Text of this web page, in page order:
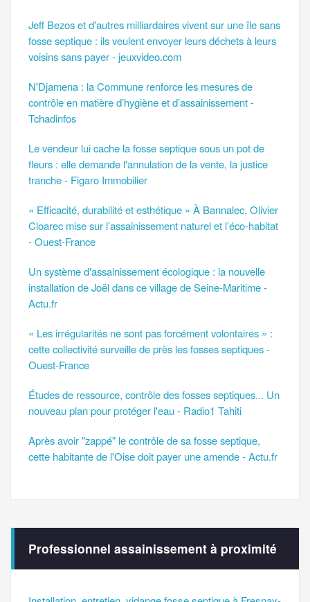
Jeff Bezos et d'autres milliardaires vivent sur une île sans
fosse septique : ils veulent envoyer leurs déchets à leurs
voisins sans payer - jeuxvideo.com
N'Djamena : la Commune renforce les mesures de
contrôle en matière d’hygiène et d’assainissement -
Tchadinfos
Le vendeur lui cache la fosse septique sous un pot de
fleurs : elle demande l'annulation de la vente, la justice
tranche - Figaro Immobilier
« Efficacité, durabilité et esthétique » À Bannalec, Olivier
Cloarec mise sur l’assainissement naturel et l’éco-habitat
- Ouest-France
Un système d'assainissement écologique : la nouvelle
installation de Joël dans ce village de Seine-Maritime -
Actu.fr
« Les irrégularités ne sont pas forcément volontaires » :
cette collectivité surveille de près les fosses septiques -
Ouest-France
Études de ressource, contrôle des fosses septiques... Un
nouveau plan pour protéger l'eau - Radio1 Tahiti
Après avoir "zappé" le contrôle de sa fosse septique,
cette habitante de l'Oise doit payer une amende - Actu.fr
Professionnel assainissement à proximité